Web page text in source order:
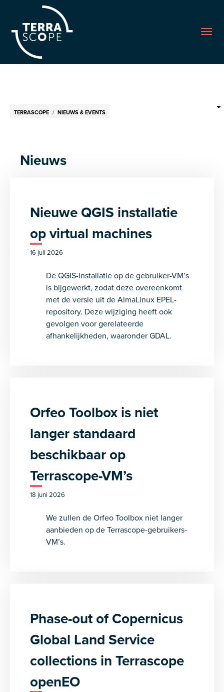
Breadcrumb
TERRASCOPE NIEUWS & EVENTS
Nieuws
Nieuwe QGIS installatie
op virtual machines
16 juli 2026
De QGIS-installatie op de gebruiker-VM’s
is bijgewerkt, zodat deze overeenkomt
met de versie uit de AlmaLinux EPEL-
repository. Deze wijziging heeft ook
gevolgen voor gerelateerde
afhankelijkheden, waaronder GDAL.
Orfeo Toolbox is niet
langer standaard
beschikbaar op
Terrascope-VM’s
18 juni 2026
We zullen de Orfeo Toolbox niet langer
aanbieden op de Terrascope-gebruikers-
VM’s.
Phase-out of Copernicus
Global Land Service
collections in Terrascope
openEO